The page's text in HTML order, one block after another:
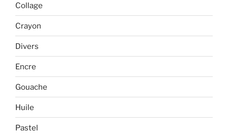
Collage
Crayon
Divers
Encre
Gouache
Huile
Pastel